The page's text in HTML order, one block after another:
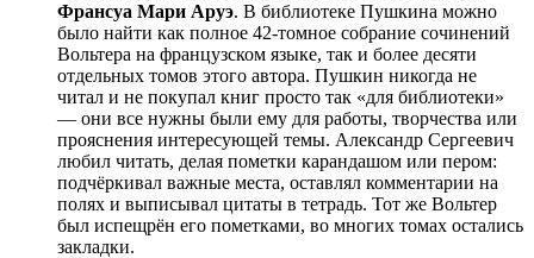
Франсуа Мари Аруэ. В библиотеке Пушкина можно
было найти как полное 42-томное собрание сочинений
Вольтера на французском языке, так и более десяти
отдельных томов этого автора. Пушкин никогда не
читал и не покупал книг просто так «для библиотеки»
— они все нужны были ему для работы, творчества или
прояснения интересующей темы. Александр Сергеевич
любил читать, делая пометки карандашом или пером:
подчёркивал важные места, оставлял комментарии на
полях и выписывал цитаты в тетрадь. Тот же Вольтер
был испещрён его пометками, во многих томах остались
закладки.